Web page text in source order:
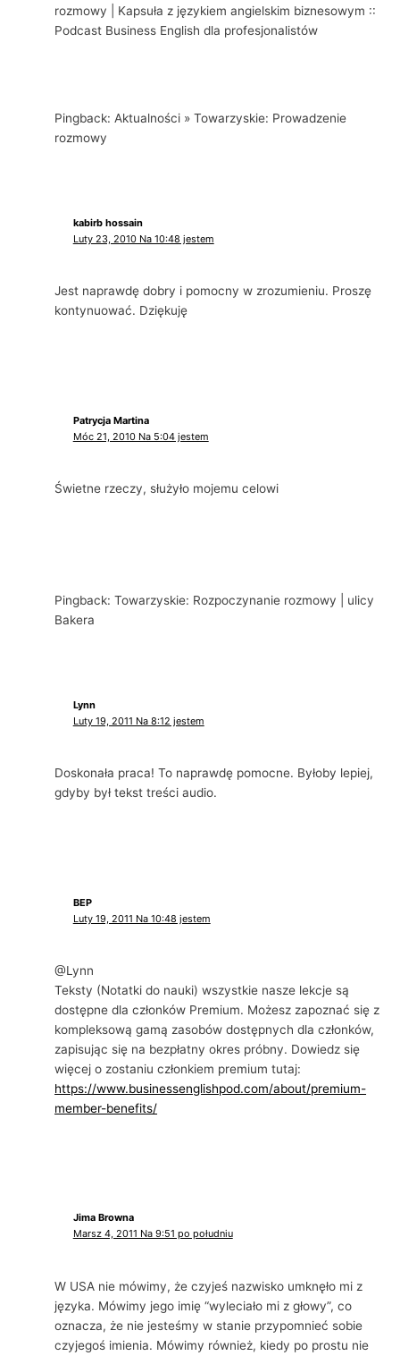
rozmowy | Kapsuła z językiem angielskim biznesowym ::
Podcast Business English dla profesjonalistów
Pingback: Aktualności » Towarzyskie: Prowadzenie
rozmowy
kabirb hossain
Luty 23, 2010 Na 10:48 jestem
Jest naprawdę dobry i pomocny w zrozumieniu. Proszę
kontynuować. Dziękuję
Patrycja Martina
Móc 21, 2010 Na 5:04 jestem
Świetne rzeczy, służyło mojemu celowi
Pingback: Towarzyskie: Rozpoczynanie rozmowy | ulicy
Bakera
Lynn
Luty 19, 2011 Na 8:12 jestem
Doskonała praca! To naprawdę pomocne. Byłoby lepiej,
gdyby był tekst treści audio.
BEP
Luty 19, 2011 Na 10:48 jestem
@Lynn
Teksty (Notatki do nauki) wszystkie nasze lekcje są
dostępne dla członków Premium. Możesz zapoznać się z
kompleksową gamą zasobów dostępnych dla członków,
zapisując się na bezpłatny okres próbny. Dowiedz się
więcej o zostaniu członkiem premium tutaj:
https://www.businessenglishpod.com/about/premium-
member-benefits/
Jima Browna
Marsz 4, 2011 Na 9:51 po południu
W USA nie mówimy, że czyjeś nazwisko umknęło mi z
języka. Mówimy jego imię “wyleciało mi z głowy”, co
oznacza, że ​​nie jesteśmy w stanie przypomnieć sobie
czyjegoś imienia. Mówimy również, kiedy po prostu nie